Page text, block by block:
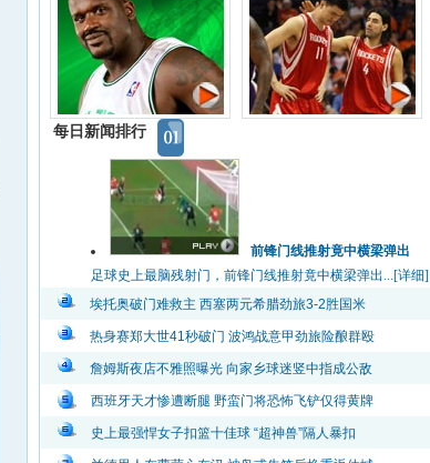
每日新闻排行
前锋门线推射竟中横梁弹出
足球史上最脑残射门，前锋门线推射竟中横梁弹出...[详细]
埃托奥破门难救主 西塞两元希腊劲旅3-2胜国米
热身赛郑大世41秒破门 波鸿战意甲劲旅险酿群殴
詹姆斯夜店不雅照曝光 向家乡球迷竖中指成公敌
西班牙天才惨遭断腿 野蛮门将恐怖飞铲仅得黄牌
史上最强悍女子扣篮十佳球 “超神兽”隔人暴扣